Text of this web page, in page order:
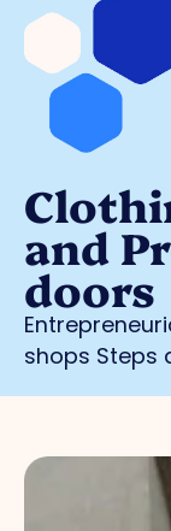
and
doors
shops Steps